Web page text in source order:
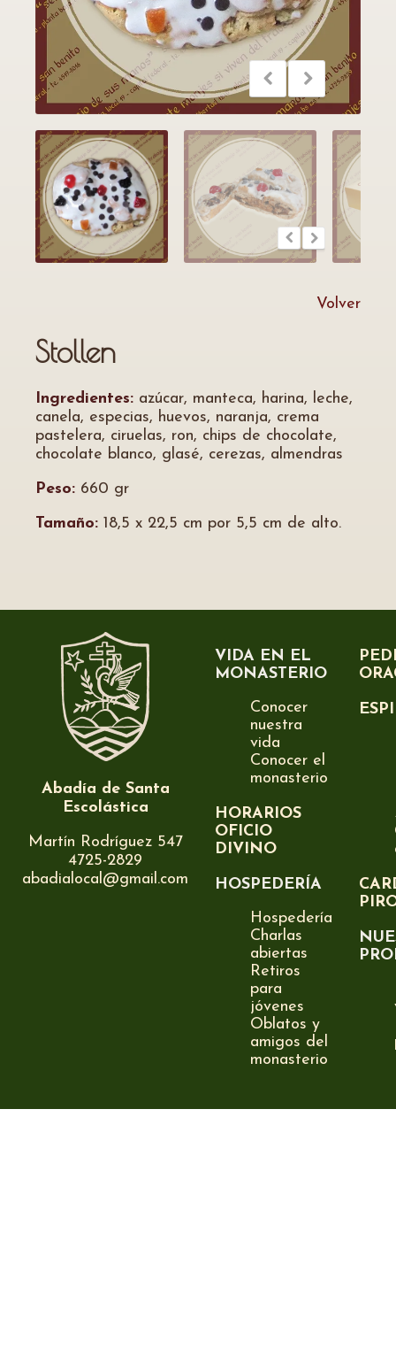
Volver
Stollen
Ingredientes: azúcar, manteca, harina, leche,
canela, especias, huevos, naranja, crema
pastelera, ciruelas, ron, chips de chocolate,
chocolate blanco, glasé, cerezas, almendras
Peso: 660 gr
Tamaño: 18,5 x 22,5 cm por 5,5 cm de alto.
Abadía de Santa
Escolástica
Martín Rodríguez 547
4725-2829
abadialocal@gmail.com
VIDA EN EL
MONASTERIO
Conocer
nuestra
vida
Conocer el
monasterio
HORARIOS
OFICIO
DIVINO
HOSPEDERÍA
Hospedería
Charlas
abiertas
Retiros
para
jóvenes
Oblatos y
amigos del
monasterio